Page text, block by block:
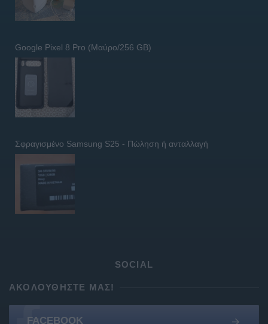
Google Pixel 8 Pro (Μαύρο/256 GB)
Σφραγισμένο Samsung S25 - Πώληση ή ανταλλαγή
SOCIAL
ΑΚΟΛΟΥΘΉΣΤΕ ΜΑΣ!
FACEBOOK